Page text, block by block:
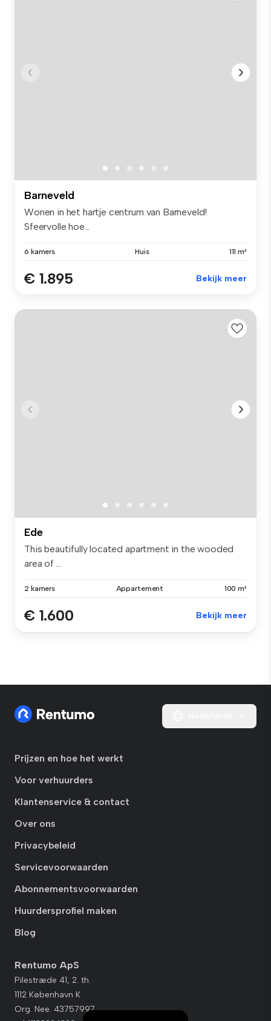
Barneveld
Wonen in het hartje centrum van Barneveld!
Sfeervolle hoe...
6 kamers Huis 111 m²
€ 1.895 Bekijk meer
Ede
This beautifully located apartment in the wooded
area of ...
2 kamers Appartement 100 m²
€ 1.600 Bekijk meer
Prijzen en hoe het werkt
Voor verhuurders
Klantenservice & contact
Over ons
Privacybeleid
Servicevoorwaarden
Abonnementsvoorwaarden
Huurdersprofiel maken
Blog
Rentumo ApS
Pilestræde 41, 2. th.
1112 København K
Org. Nee. 43757997